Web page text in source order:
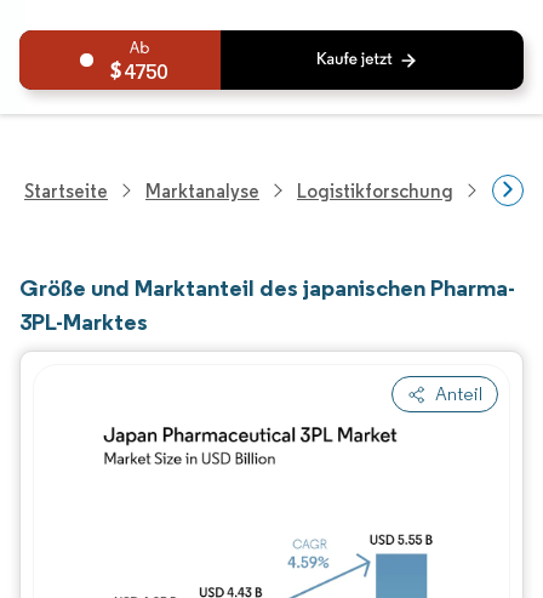
4750
Startseite Marktanalyse Logistikforschung
Größe und Marktanteil des japanischen Pharma-
3PL-Marktes
Anteil